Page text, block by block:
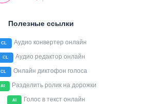
Полезные ссылки
CL Аудио конвертер онлайн
CL Аудио редактор онлайн
CL Онлайн диктофон голоса
AI Разделить ролик на дорожки
AI Голос в текст онлайн